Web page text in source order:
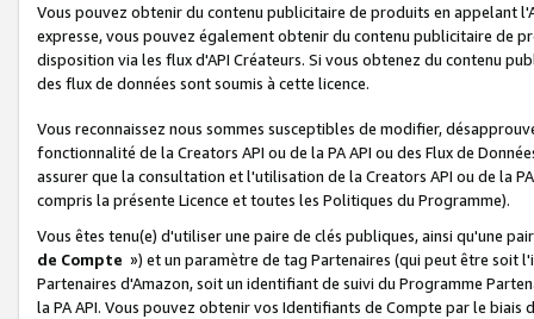
Vous pouvez obtenir du contenu publicitaire de produits en appelant
expresse, vous pouvez également obtenir du contenu publicitaire de
disposition via les flux d'API Créateurs. Si vous obtenez du contenu
des flux de données sont soumis à cette licence.
Vous reconnaissez nous sommes susceptibles de modifier,
fonctionnalité de la Creators API ou de la PA API ou des Flux de
assurer que la consultation et l'utilisation de la Creators API ou de la
compris la présente Licence et toutes les Politiques du Programme).
Vous êtes tenu(e) d'utiliser une paire de clés publiques, ainsi qu'une
de Compte ») et un paramètre de tag Partenaires (qui peut être soit
Partenaires d'Amazon, soit un identifiant de suivi du Programme
la PA API. Vous pouvez obtenir vos Identifiants de Compte par le biais